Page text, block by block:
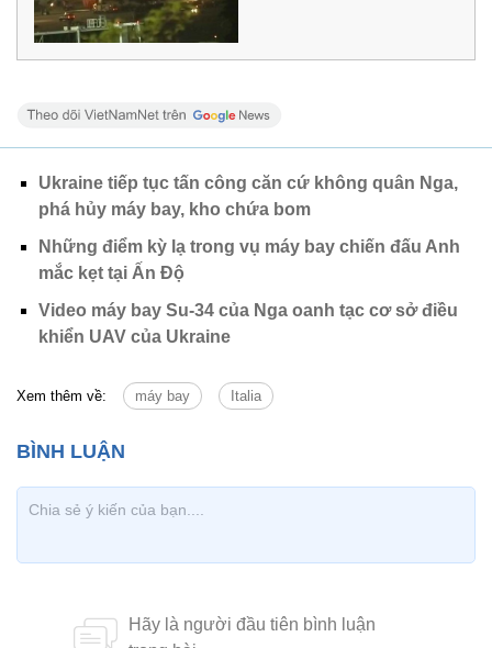
Ukraine tiếp tục tấn công căn cứ không quân Nga,
phá hủy máy bay, kho chứa bom
Những điểm kỳ lạ trong vụ máy bay chiến đấu Anh
mắc kẹt tại Ấn Độ
Video máy bay Su-34 của Nga oanh tạc cơ sở điều
khiển UAV của Ukraine
Xem thêm về: máy bay Italia